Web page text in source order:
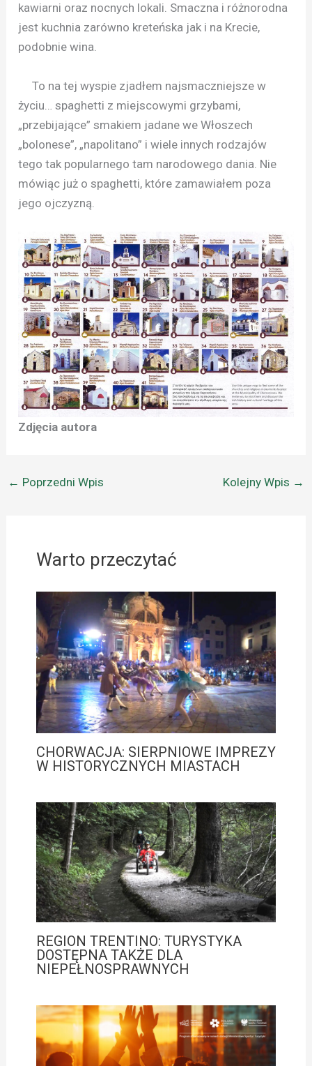
kawiarni oraz nocnych lokali. Smaczna i różnorodna
jest kuchnia zarówno kreteńska jak i na Krecie,
podobnie wina.
To na tej wyspie zjadłem najsmaczniejsze w
życiu… spaghetti z miejscowymi grzybami,
„przebijające” smakiem jadane we Włoszech
„bolonese”, „napolitano” i wiele innych rodzajów
tego tak popularnego tam narodowego dania. Nie
mówiąc już o spaghetti, które zamawiałem poza
jego ojczyzną.
Zdjęcia autora
← Poprzedni Wpis Kolejny Wpis →
Warto przeczytać
CHORWACJA: SIERPNIOWE IMPREZY
W HISTORYCZNYCH MIASTACH
REGION TRENTINO: TURYSTYKA
DOSTĘPNA TAKŻE DLA
NIEPEŁNOSPRAWNYCH